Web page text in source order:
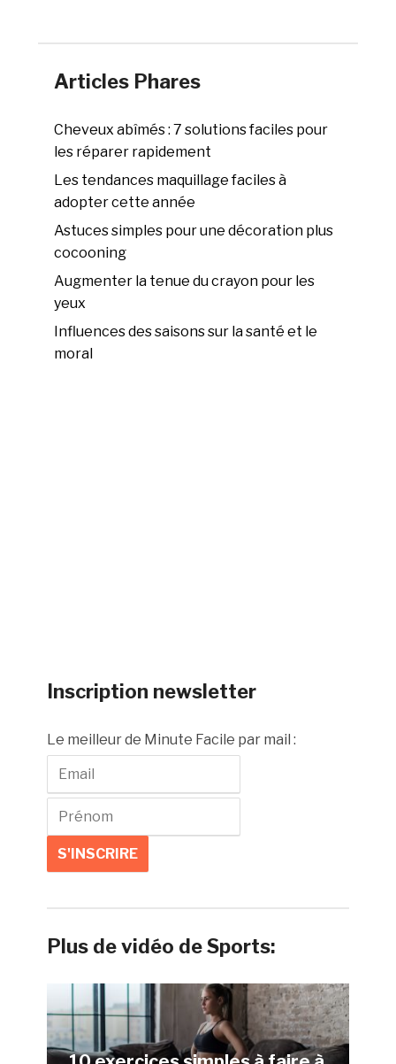
Articles Phares
Cheveux abîmés : 7 solutions faciles pour
les réparer rapidement
Les tendances maquillage faciles à
adopter cette année
Astuces simples pour une décoration plus
cocooning
Augmenter la tenue du crayon pour les
yeux
Influences des saisons sur la santé et le
moral
Inscription newsletter
Le meilleur de Minute Facile par mail :
Plus de vidéo de Sports: